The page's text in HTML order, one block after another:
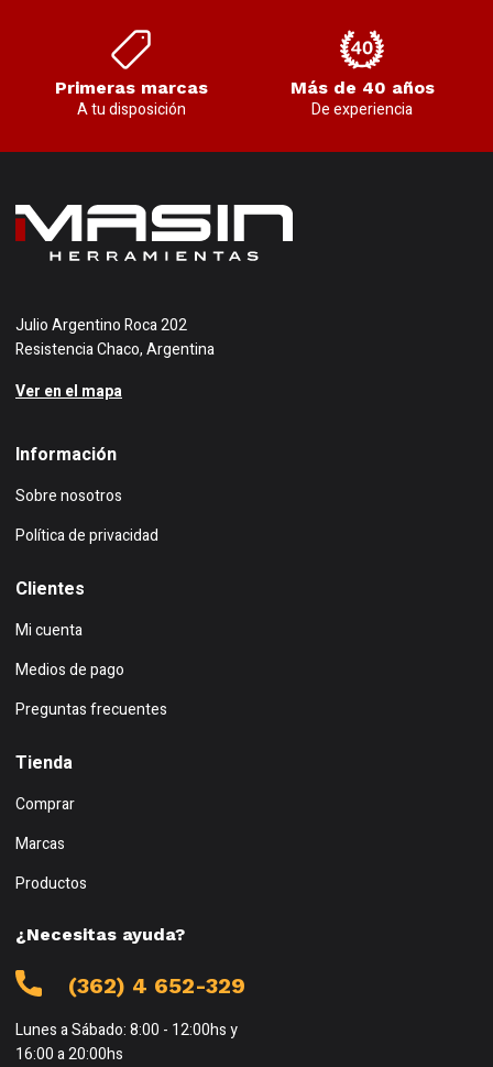
Primeras marcas
A tu disposición
Más de 40 años
De experiencia
Julio Argentino Roca 202
Resistencia Chaco, Argentina
Ver en el mapa
Información
Sobre nosotros
Política de privacidad
Clientes
Mi cuenta
Medios de pago
Preguntas frecuentes
Tienda
Comprar
Marcas
Productos
¿Necesitas ayuda?
(362) 4 652-329
Lunes a Sábado: 8:00 - 12:00hs y
16:00 a 20:00hs